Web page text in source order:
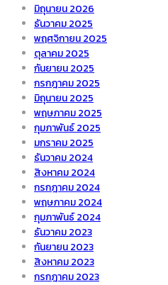
มิถุนายน 2026
ธันวาคม 2025
พฤศจิกายน 2025
ตุลาคม 2025
กันยายน 2025
กรกฎาคม 2025
มิถุนายน 2025
พฤษภาคม 2025
กุมภาพันธ์ 2025
มกราคม 2025
ธันวาคม 2024
สิงหาคม 2024
กรกฎาคม 2024
พฤษภาคม 2024
กุมภาพันธ์ 2024
ธันวาคม 2023
กันยายน 2023
สิงหาคม 2023
กรกฎาคม 2023